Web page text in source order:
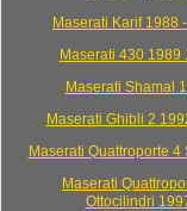
Maserati Karif 1988
Maserati 430 1989
Maserati Shamal
Maserati Ghibli 2
Maserati Quattroporte 4
Maserati
Ottocilindri